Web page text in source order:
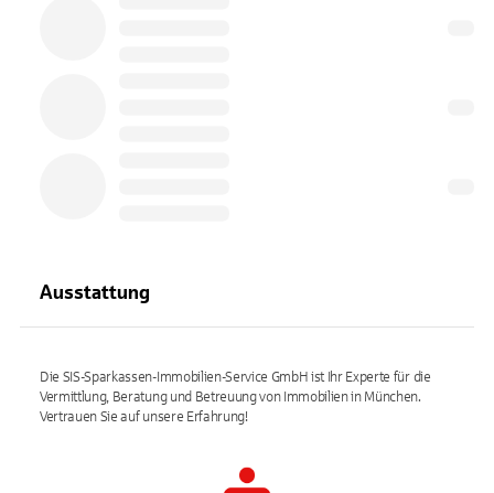
Ausstattung
Die SIS-Sparkassen-Immobilien-Service GmbH ist Ihr Experte für die
Vermittlung, Beratung und Betreuung von Immobilien in München.
Vertrauen Sie auf unsere Erfahrung!